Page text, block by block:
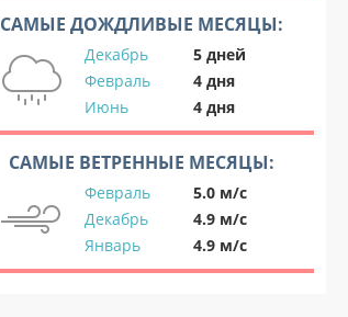
САМЫЕ ДОЖДЛИВЫЕ МЕСЯЦЫ:
Декабрь
5 дней
Февраль
4 дня
Июнь
4 дня
САМЫЕ ВЕТРЕННЫЕ МЕСЯЦЫ:
Февраль
5.0 м/с
Декабрь
4.9 м/с
Январь
4.9 м/с